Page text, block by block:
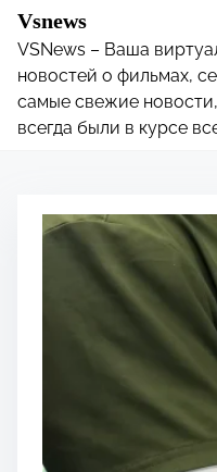
Vsnews
VSNews – Ваша
новостей о фильмах,
самые свежие
всегда были в курсе